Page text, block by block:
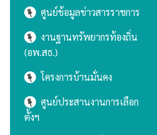
ศูนย์ข้อมูลข่าวสารราชการ
งานฐานทรัพยากรท้องถิ่น
(อพ.สธ.)
โครงการบ้านมั่นคง
ศูนย์ประสานงานการเลือก
ตั้งฯ